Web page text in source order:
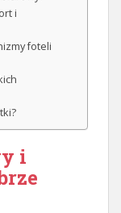
i
foteli
i